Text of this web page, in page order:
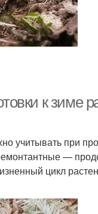
к зиме
учитывать при
—
цикл